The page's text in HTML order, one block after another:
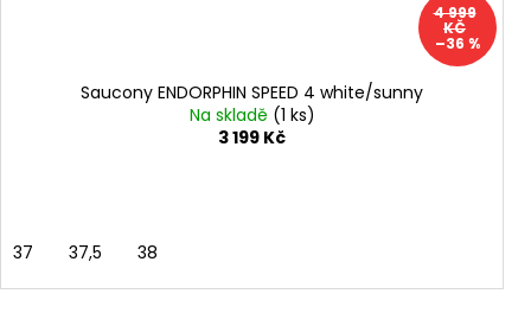
4 999
KČ
–36 %
Saucony ENDORPHIN SPEED 4 white/sunny
Na skladě (1 ks)
3 199 Kč
37 37,5 38